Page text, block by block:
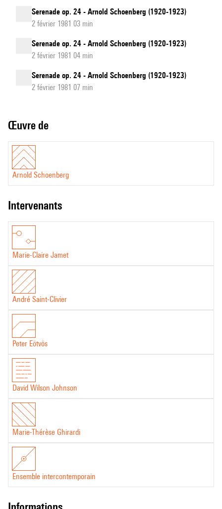
Serenade op. 24 - Arnold Schoenberg (1920-1923)
2 février 1981 03 min
Serenade op. 24 - Arnold Schoenberg (1920-1923)
2 février 1981 04 min
Serenade op. 24 - Arnold Schoenberg (1920-1923)
2 février 1981 07 min
Œuvre de
Arnold Schoenberg
intervenants
Marie-Claire Jamet
André Saint-Clivier
Peter Eötvös
David Wilson Johnson
Marie-Thérèse Ghirardi
Ensemble intercontemporain